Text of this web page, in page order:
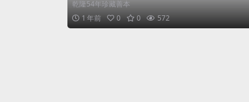
乾隆54年珍藏善本
1 年前
0 0 572